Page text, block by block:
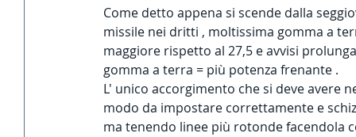
Come detto appena si scende dalla
missile nei dritti , moltissima gomma a
maggiore rispetto al 27,5 e avvisi
gomma a terra = più potenza frenante .
L' unico accorgimento che si deve avere
modo da impostare correttamente e
ma tenendo linee più rotonde facendola